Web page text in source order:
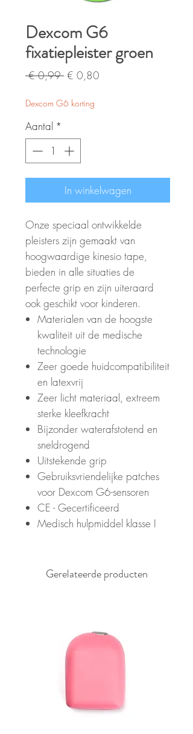
Dexcom G6
fixatiepleister groen
€ 0,99 Normale
€ 0,80
Dexcom G6 korting
Aantal *
In winkelwagen
Onze speciaal ontwikkelde
pleisters zijn gemaakt van
hoogwaardige kinesio tape,
bieden in alle situaties de
perfecte grip en zijn uiteraard
ook geschikt voor kinderen.
Materialen van de hoogste
kwaliteit uit de medische
technologie
Zeer goede huidcompatibiliteit
en latexvrij
Zeer licht materiaal, extreem
sterke kleefkracht
Bijzonder waterafstotend en
sneldrogend
Uitstekende grip
Gebruiksvriendelijke patches
voor Dexcom G6-sensoren
CE - Gecertificeerd
Medisch hulpmiddel klasse I
Gerelateerde producten